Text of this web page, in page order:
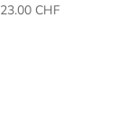
23.00 CHF